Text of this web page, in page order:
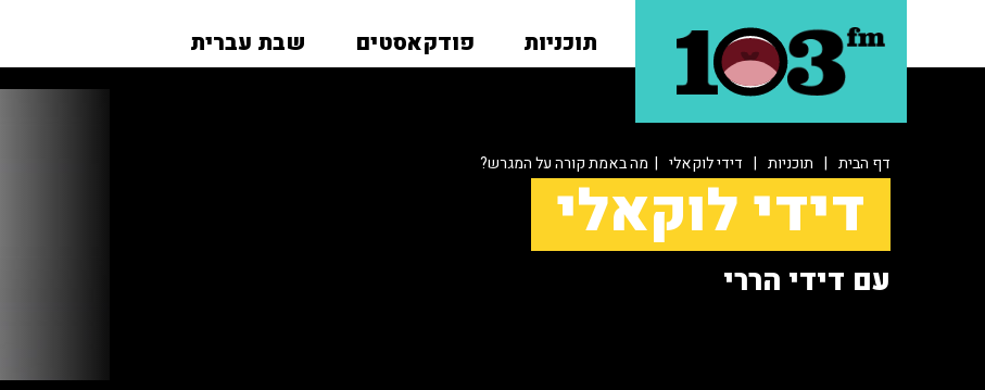
תוכניות פודקאסטים שבת עברית
דף הבית | תוכניות | דידי לוקאלי | מה באמת קורה על המגרש?
דידי לוקאלי
עם דידי הררי